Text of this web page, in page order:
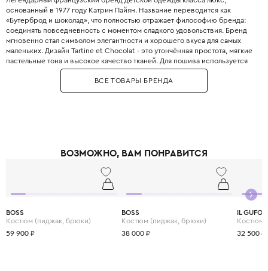
основанный в 1977 году Катрин Пайян. Название переводится как
«Бутерброд и шоколад», что полностью отражает философию бренда:
соединять повседневность с моментом сладкого удовольствия. Бренд
мгновенно стал символом элегантности и хорошего вкуса для самых
маленьких. Дизайн Tartine et Chocolat - это утончённая простота, мягкие
пастельные тона и высокое качество тканей. Для пошива используется
хлопок-пике, тонкая шерсть, кашемир, альпака и ангора, а также кружева
ручной работы. Особое место занимают церемониальные коллекции:
крестильные платья, костюмы для первого причастия и наряды на
et Chocolat, вы приобщаете своего ребёнка к истинной французской
которую передают по наследству и хранят как воспоминание о сладких
ВСЕ ТОВАРЫ БРЕНДА
ВОЗМОЖНО, ВАМ ПОНРАВИТСЯ
BOSS
Костюм (пиджак, брюки)
59 900 ₽
BOSS
Костюм (пиджак, брюки)
38 000 ₽
IL GUFO
Костюм
32 500 ₽